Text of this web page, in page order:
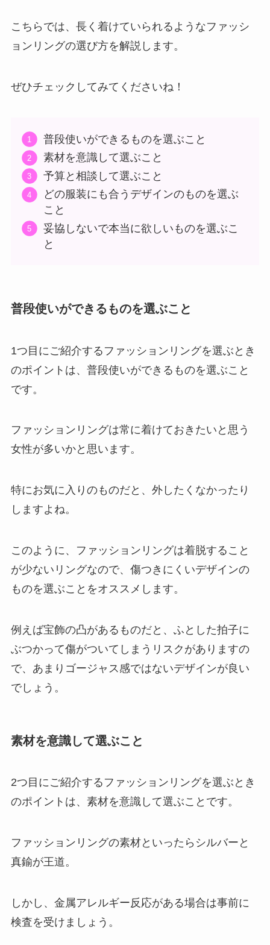
こちらでは、長く着けていられるようなファッシ
ョンリングの選び方を解説します。
ぜひチェックしてみてくださいね！
普段使いができるものを選ぶこと
素材を意識して選ぶこと
予算と相談して選ぶこと
どの服装にも合うデザインのものを選ぶ
こと
妥協しないで本当に欲しいものを選ぶこ
と
普段使いができるものを選ぶこと
1つ目にご紹介するファッションリングを選ぶとき
のポイントは、普段使いができるものを選ぶこと
です。
ファッションリングは常に着けておきたいと思う
女性が多いかと思います。
特にお気に入りのものだと、外したくなかったり
しますよね。
このように、ファッションリングは着脱すること
が少ないリングなので、傷つきにくいデザインの
ものを選ぶことをオススメします。
例えば宝飾の凸があるものだと、ふとした拍子に
ぶつかって傷がついてしまうリスクがありますの
で、あまりゴージャス感ではないデザインが良い
でしょう。
素材を意識して選ぶこと
2つ目にご紹介するファッションリングを選ぶとき
のポイントは、素材を意識して選ぶことです。
ファッションリングの素材といったらシルバーと
真鍮が王道。
しかし、金属アレルギー反応がある場合は事前に
検査を受けましょう。